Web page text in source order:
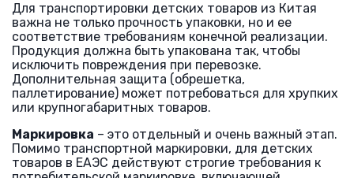
Для транспортировки детских товаров из Китая
важна не только прочность упаковки, но и ее
соответствие требованиям конечной реализации.
Продукция должна быть упакована так, чтобы
исключить повреждения при перевозке.
Дополнительная защита (обрешетка,
паллетирование) может потребоваться для хрупких
или крупногабаритных товаров.
Маркировка – это отдельный и очень важный этап.
Помимо транспортной маркировки, для детских
товаров в ЕАЭС действуют строгие требования к